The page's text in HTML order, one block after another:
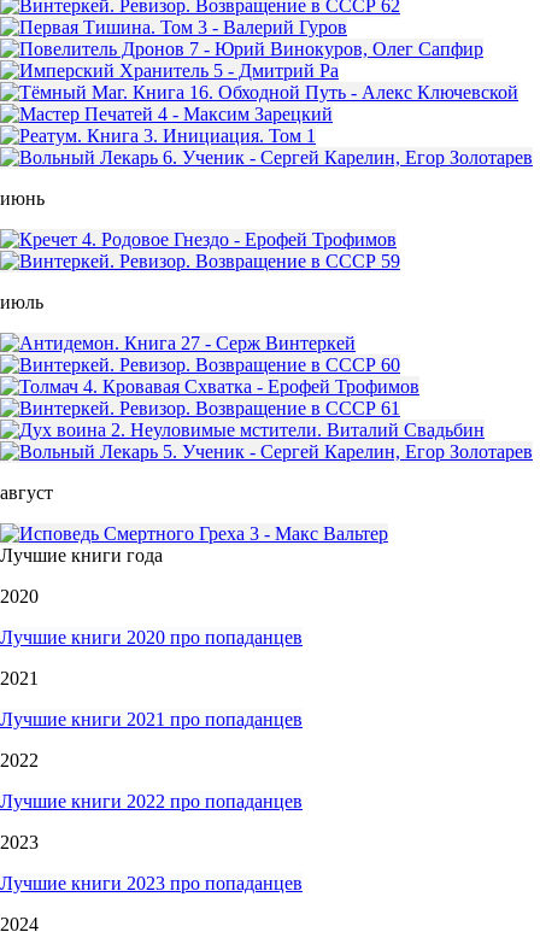
июнь
июль
август
Лучшие книги года
2020
Лучшие книги 2020 про попаданцев
2021
Лучшие книги 2021 про попаданцев
2022
Лучшие книги 2022 про попаданцев
2023
Лучшие книги 2023 про попаданцев
2024